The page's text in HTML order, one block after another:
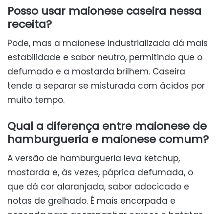
Posso usar maionese caseira nessa
receita?
Pode, mas a maionese industrializada dá mais
estabilidade e sabor neutro, permitindo que o
defumado e a mostarda brilhem. Caseira
tende a separar se misturada com ácidos por
muito tempo.
Qual a diferença entre maionese de
hamburgueria e maionese comum?
A versão de hamburgueria leva ketchup,
mostarda e, às vezes, páprica defumada, o
que dá cor alaranjada, sabor adocicado e
notas de grelhado. É mais encorpada e